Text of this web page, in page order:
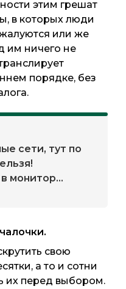
этим грешат
в которых люди
или же
им ничего не
порядке, без
сети, тут по
в монитор…
свою
а то и сотни
их перед выбором.